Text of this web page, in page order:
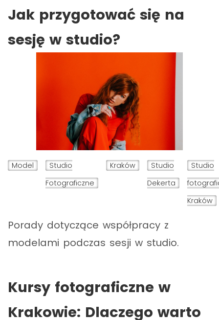
Jak przygotować się na
sesję w studio?
Model
Studio
Fotograficzne
Kraków
Studio
Dekerta
Studio
Kraków
Porady dotyczące współpracy z
modelami podczas sesji w studio.
Kursy fotograficzne w
Krakowie: Dlaczego warto